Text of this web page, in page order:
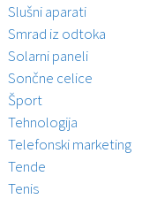
Slušni aparati
Smrad iz odtoka
Solarni paneli
Sončne celice
Šport
Tehnologija
Telefonski marketing
Tende
Tenis